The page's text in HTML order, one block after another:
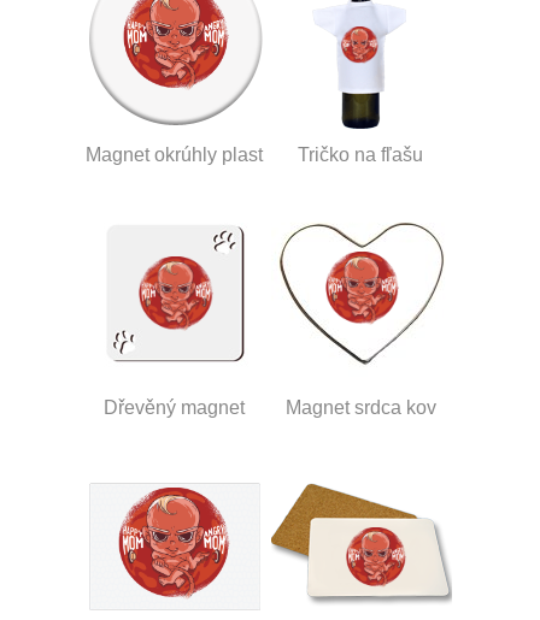
Magnet okrúhly plast Tričko na fľašu
Dřevěný magnet Magnet srdca kov